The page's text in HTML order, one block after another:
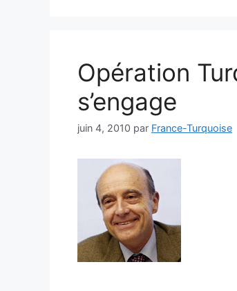
Opération
s’engage
juin 4, 2010 par France-Turquoise